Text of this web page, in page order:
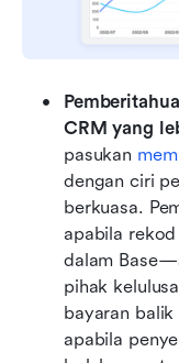
CRM yang
pasukan
dengan ciri
berkuasa.
apabila
dalam
pihak
bayaran
apabila